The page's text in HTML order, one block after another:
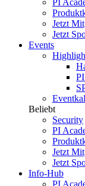
PI
Jetzt
Jetzt
Events
Beliebt
Security
PI
Jetzt
Jetzt
Info-Hub